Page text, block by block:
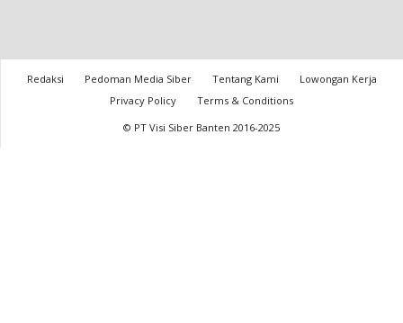
Redaksi Pedoman Media Siber Tentang Kami
Lowongan Kerja
Privacy Policy
Terms & Conditions
© PT Visi Siber Banten 2016-2025